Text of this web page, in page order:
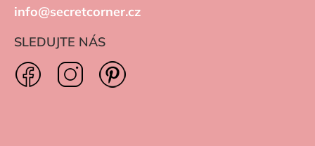
info@secretcorner.cz
SLEDUJTE NÁS